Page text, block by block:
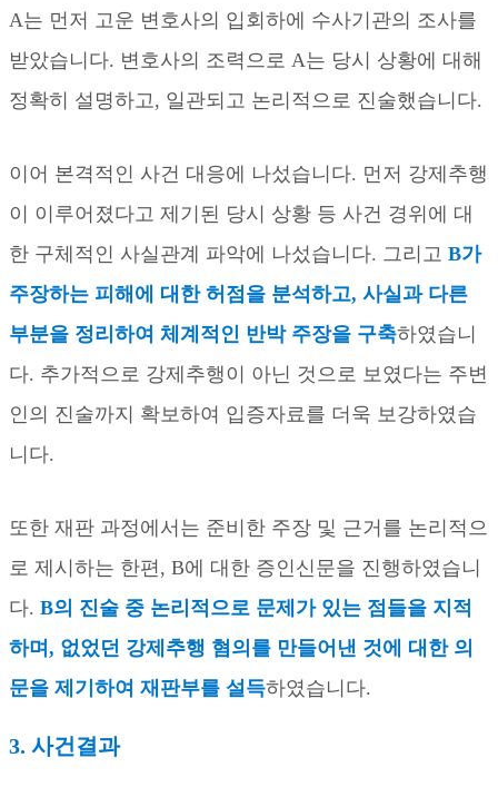
A는 먼저 고운 변호사의 입회하에 수사기관의 조사를
받았습니다. 변호사의 조력으로 A는 당시 상황에 대해
정확히 설명하고 , 일관되고 논리적으로 진술했습니다.
이어 본격적인 사건 대응에 나섰습니다. 먼저 강제추행
이 이루어졌다고 제기된 당시 상황 등 사건 경위에 대
한 구체적인 사실관계 파악에 나섰습니다. 그리고 B가
주장하는 피해에 대한 허점을 분석하고, 사실과 다른
부분을 정리하여 체계적인 반박 주장을 구축하였습니
다. 추가적으로 강제추행이 아닌 것으로 보였다는 주변
인의 진술까지 확보하여 입증자료를 더욱 보강하였습
니다.
또한 재판 과정에서는 준비한 주장 및 근거를 논리적으
로 제시하는 한편 , B에 대한 증인신문을 진행하였습니
다. B의 진술 중 논리적으로 문제가 있는 점들을 지적
하며 , 없었던 강제추행 혐의를 만들어낸 것에 대한 의
문을 제기하여 재판부를 설득하였습니다.
3. 사건결과